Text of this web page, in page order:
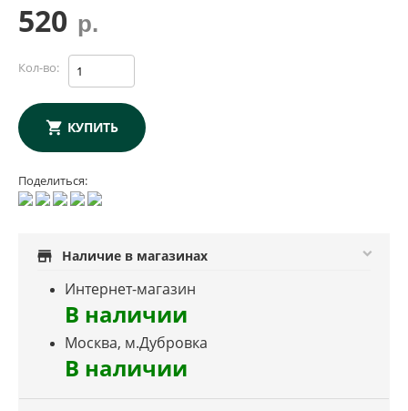
520 р.
Кол-во:
КУПИТЬ
Поделиться:
store Наличие в магазинах
Интернет-магазин
В наличии
Москва, м.Дубровка
В наличии